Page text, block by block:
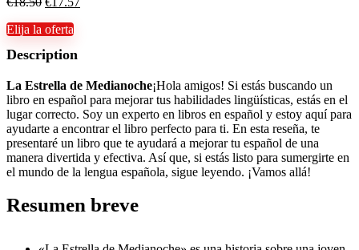
Elija la oferta
Description
La Estrella de Medianoche¡Hola amigos! Si estás buscando un
libro en español para mejorar tus habilidades lingüísticas, estás en el
lugar correcto. Soy un experto en libros en español y estoy aquí para
ayudarte a encontrar el libro perfecto para ti. En esta reseña, te
presentaré un libro que te ayudará a mejorar tu español de una
manera divertida y efectiva. Así que, si estás listo para sumergirte en
el mundo de la lengua española, sigue leyendo. ¡Vamos allá!
Resumen breve